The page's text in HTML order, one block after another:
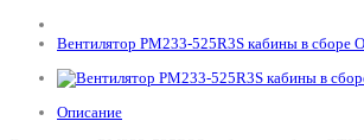
Вентилятор PM233-525R3S кабины в сборе
Описание